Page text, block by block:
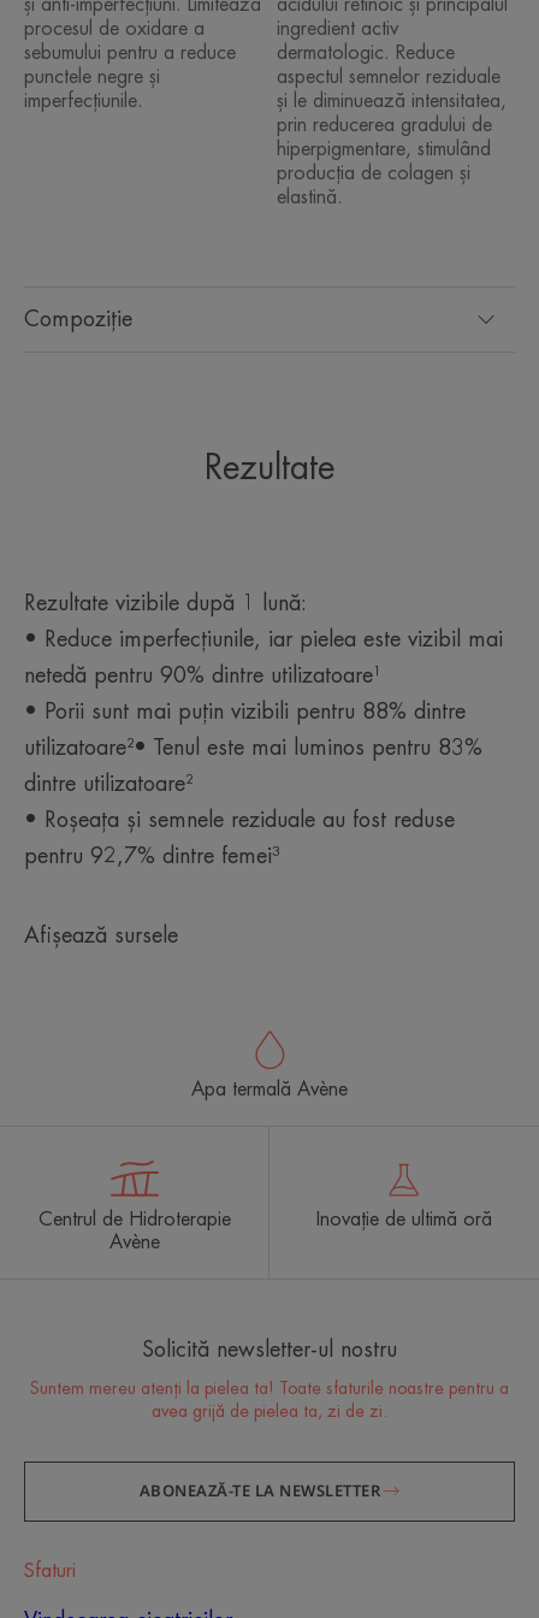
• REDUCE semnele reziduale.
• NETEZEȘTE textura pielii.
Parfum proaspăt, delicat
Compoziție
și anti-imperfecțiuni. Limitează
procesul de oxidare a
sebumului pentru a reduce
punctele negre și
imperfecțiunile.
acidului retinoic și principalul
ingredient activ
dermatologic. Reduce
aspectul semnelor reziduale
și le diminuează intensitatea,
prin reducerea gradului de
hiperpigmentare, stimulând
producția de colagen și
elastină.
Rezultate
Rezultate vizibile după 1 lună:
• Reduce imperfecțiunile, iar pielea este vizibil mai
netedă pentru 90% dintre utilizatoare¹
• Porii sunt mai puțin vizibili pentru 88% dintre
utilizatoare²• Tenul este mai luminos pentru 83%
dintre utilizatoare²
• Roșeața și semnele reziduale au fost reduse
pentru 92,7% dintre femei³
Afișează sursele
Apa termală Avène
Centrul de Hidroterapie
Avène
Inovație de ultimă oră
Solicită newsletter-ul nostru
Suntem mereu atenți la pielea ta! Toate sfaturile noastre pentru a
avea grijă de pielea ta, zi de zi.
ABONEAZĂ-TE LA NEWSLETTER
Sfaturi